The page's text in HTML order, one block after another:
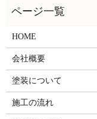
HOME
会社概要
塗装について
施工の流れ